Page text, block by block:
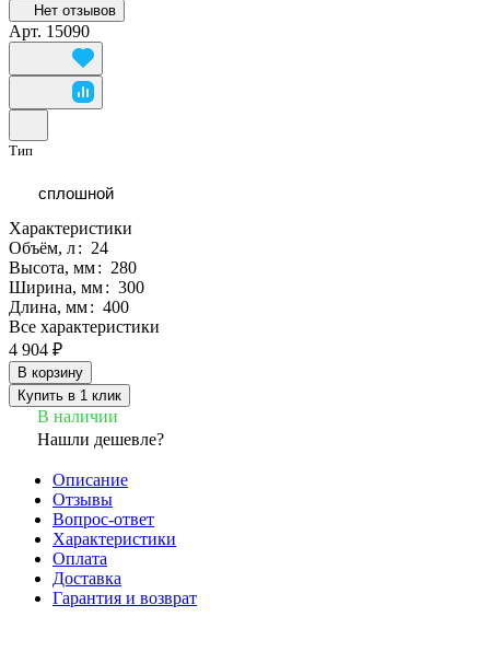
Нет отзывов
Арт. 15090
Тип
сплошной
Характеристики
Объём, л: 24
Высота, мм: 280
Ширина, мм: 300
Длина, мм: 400
Все характеристики
4 904 ₽
В корзину
Купить в 1 клик
В наличии
Нашли дешевле?
Описание
Отзывы
Вопрос-ответ
Характеристики
Оплата
Доставка
Гарантия и возврат